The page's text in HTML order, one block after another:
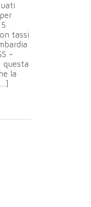
tassi
–
questa
la